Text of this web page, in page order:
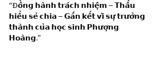
“Đ𝗼̂̀𝗻𝗴 𝗵𝗮̀𝗻𝗵 𝘁𝗿𝗮́𝗰𝗵 𝗻𝗵𝗶𝗲̣̂𝗺 – 𝗧𝗵𝗮̂́𝘂
𝗵𝗶𝗲̂̉𝘂 𝘀𝗲̉ 𝗰𝗵𝗶𝗮 – 𝗚𝗮̆́𝗻 𝗸𝗲̂́𝘁 𝘃𝗶̀ 𝘀𝘂̛̣ 𝘁𝗿𝘂̛𝗼̛̉𝗻𝗴
𝘁𝗵𝗮̀𝗻𝗵 𝗰𝘂̉𝗮 𝗵𝗼̣𝗰 𝘀𝗶𝗻𝗵 𝗣𝗵𝘂̛𝗼̛̣𝗻𝗴
𝗛𝗼𝗮̀𝗻𝗴.”